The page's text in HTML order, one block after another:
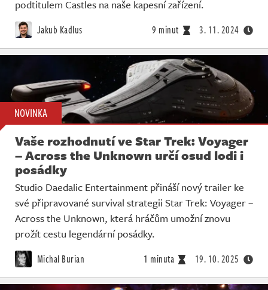
podtitulem Castles na naše kapesní zařízení.
Jakub Kadlus 9 minut 3. 11. 2024
NOVINKA
Vaše rozhodnutí ve Star Trek: Voyager
– Across the Unknown určí osud lodi i
posádky
Studio Daedalic Entertainment přináší nový trailer ke
své připravované survival strategii Star Trek: Voyager –
Across the Unknown, která hráčům umožní znovu
prožít cestu legendární posádky.
Michal Burian 1 minuta 19. 10. 2025